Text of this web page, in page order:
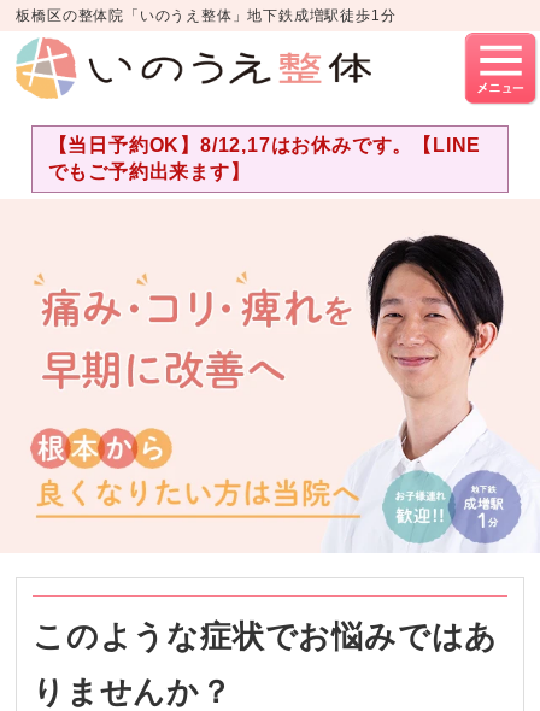
板橋区の整体院「いのうえ整体」地下鉄成増駅徒歩1分
【当日予約OK】8/12,17はお休みです。【LINE
でもご予約出来ます】
このような症状でお悩みではあ
りませんか？